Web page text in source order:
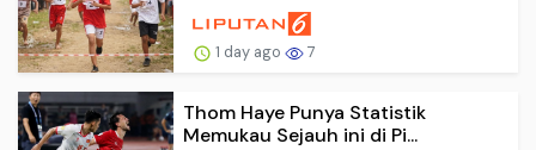
1 day ago 7
Thom Haye Punya Statistik
Memukau Sejauh ini di Pi...